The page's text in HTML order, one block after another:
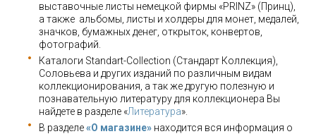
выставочные листы немецкой фирмы «PRINZ» (Принц),
а также альбомы, листы и холдеры для монет, медалей,
значков, бумажных денег, открыток, конвертов,
фотографий.
Каталоги Standart-Collection (Стандарт Коллекция),
Соловьева и других изданий по различным видам
коллекционирования, а так же другую полезную и
познавательную литературу для коллекционера Вы
найдете в разделе «Литература».
В разделе«О магазине» находится вся информация о